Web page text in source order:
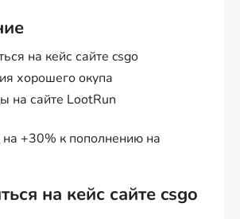
на кейс сайте csgo
хорошего окупа
на сайте LootRun
+30% к пополнению на
на кейс сайте csgo